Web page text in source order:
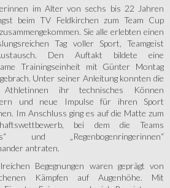
im Alter von sechs bis 22 Jahren
beim TV Feldkirchen zum Team Cup
Sie alle erlebten einen
Tag voller Sport, Teamgeist
Den Auftakt bildete eine
Trainingseinheit mit Günter Montag
Unter seiner Anleitung konnten die
Athletinnen ihr technisches Können
und neue Impulse für ihren Sport
Im Anschluss ging es auf die Matte zum
bei dem die Teams
und „Regenbogenringerinnen“
antraten.
Begegnungen waren geprägt von
Kämpfen auf Augenhöhe. Mit